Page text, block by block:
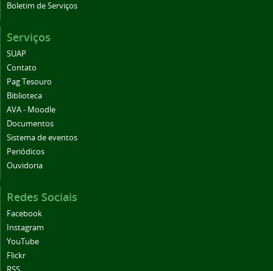
Boletim de Serviços
Serviços
SUAP
Contato
Pag Tesouro
Biblioteca
AVA - Moodle
Documentos
Sistema de eventos
Periódicos
Ouvidoria
Redes Sociais
Facebook
Instagram
YouTube
Flickr